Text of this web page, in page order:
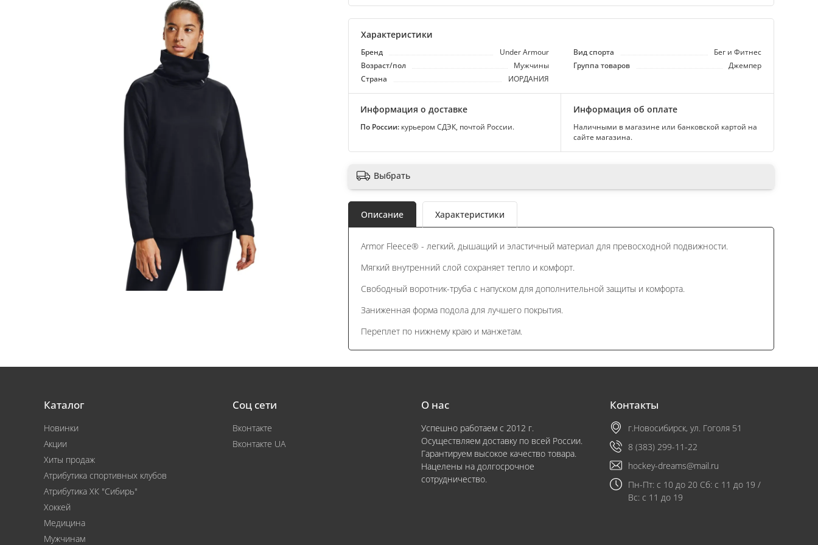
Характеристики
Бренд Under Armour Вид спорта
Бег и Фитнес
Возраст/пол
Мужчины Группа товаров
Джемпер
Страна
ИОРДАНИЯ
Информация о доставке
По России: курьером СДЭК, почтой России.
Информация об оплате
Наличными в магазине или банковской картой на
сайте магазина.
Выбрать
Описание Характеристики
Armor Fleece® - легкий, дышащий и эластичный материал для превосходной подвижности.
Мягкий внутренний слой сохраняет тепло и комфорт.
Свободный воротник-труба с напуском для дополнительной защиты и комфорта.
Заниженная форма подола для лучшего покрытия.
Переплет по нижнему краю и манжетам.
Каталог
Новинки
Акции
Хиты продаж
Атрибутика спортивных клубов
Атрибутика ХК "Сибирь"
Хоккей
Медицина
Мужчинам
Соц сети
Вконтакте
Вконтакте UA
О нас
Успешно работаем с 2012 г.
Осуществляем доставку по всей России.
Гарантируем высокое качество товара.
Нацелены на долгосрочное
сотрудничество.
Контакты
г.Новосибирск, ул. Гоголя 51
8 (383) 299-11-22
hockey-dreams@mail.ru
Пн-Пт: с 10 до 20 Сб: с 11 до 19 /
Вс: с 11 до 19